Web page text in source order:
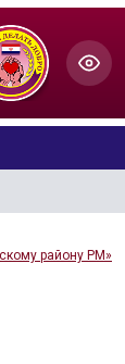
району РМ»